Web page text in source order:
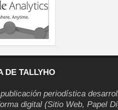
DE TALLYHO
periodística
digital (Sitio Web, Papel